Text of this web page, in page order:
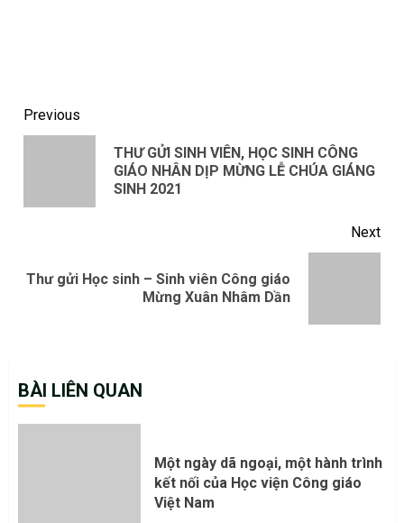
Continue
Previous
THƯ GỬI SINH VIÊN, HỌC SINH CÔNG
GIÁO NHÂN DỊP MỪNG LỄ CHÚA GIÁNG
SINH 2021
Next
Next
Thư gửi Học sinh – Sinh viên Công giáo
Mừng Xuân Nhâm Dần
BÀI LIÊN QUAN
Một ngày dã ngoại, một hành trình
kết nối của Học viện Công giáo
Việt Nam